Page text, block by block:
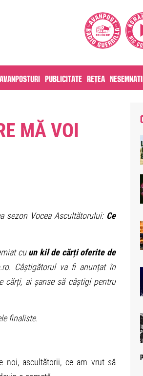
Avanposturi Publicitate Rețea Nesemnatii
MĂ VOI
sezon Vocea Ascultătorului: Ce
cuun kil de cărți oferite de
Câștigătorul va fi anunțat în
cărți, ai șanse să câștigi pentru
finaliste.
noi, ascultătorii, ce am vrut să